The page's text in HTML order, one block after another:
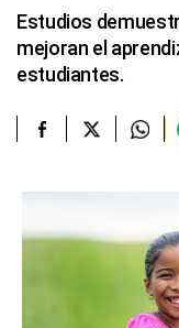
Estudios
mejoran el
estudiantes.